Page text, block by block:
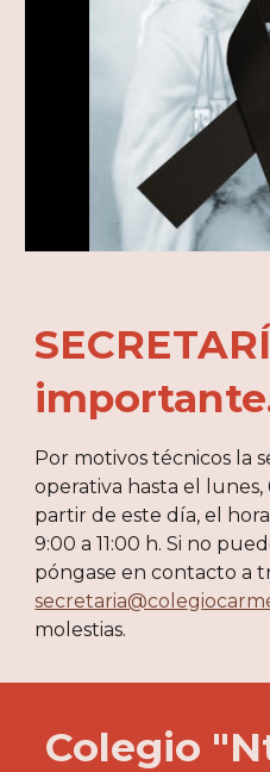
Por motivos técnicos la
operativa hasta el lunes,
partir de este día, el
9:00 a 11:00 h. Si no
póngase en contacto a
molestias.
Colegio